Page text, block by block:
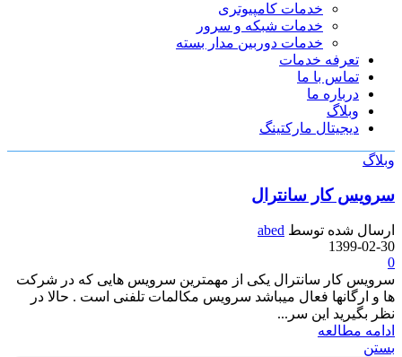
خدمات کامپیوتری
خدمات شبکه و سرور
خدمات دوربین مدار بسته
تعرفه خدمات
تماس با ما
درباره ما
وبلاگ
دیجیتال مارکتینگ
وبلاگ
سرویس کار سانترال
ارسال شده توسط abed
1399-02-30
0
سرویس کار سانترال یکی از مهمترین سرویس هایی که در شرکت
ها و ارگانها فعال میباشد سرویس مکالمات تلفنی است . حالا در
نظر بگیرید این سر...
ادامه مطالعه
بستن